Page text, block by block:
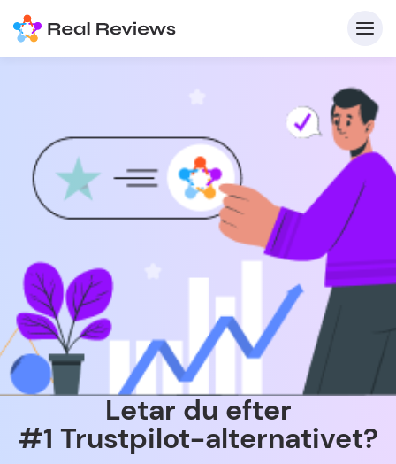
Letar du efter
#1 Trustpilot-alternativet?